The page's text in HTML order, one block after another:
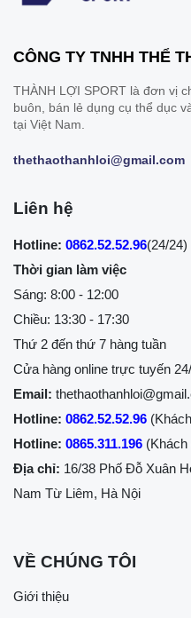
CÔNG TY TNHH THỂ
THÀNH LỢI SPORT là đơn vị
buôn, bán lẻ dụng cụ thể dục
tại Việt Nam.
thethaothanhloi@gmail.com
Liên hệ
Hotline: 0862.52.52.96(24/24)
Thời gian làm việc
Sáng: 8:00 - 12:00
Chiều: 13:30 - 17:30
Thứ 2 đến thứ 7 hàng tuần
Cửa hàng online trực tuyến
Email:
Hotline: 0862.52.52.96
Hotline: 0865.311.196 (Khách
Địa chỉ: 16/38 Phố Đỗ Xuân
Nam Từ Liêm, Hà Nội
VỀ CHÚNG TÔI
Giới thiệu